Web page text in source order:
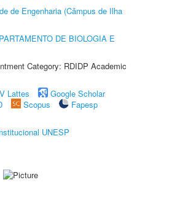
de Engenharia (Câmpus de Ilha
DE BIOLOGIA E
Category: RDIDP Academic
Lattes
Google Scholar
Scopus
Fapesp
UNESP